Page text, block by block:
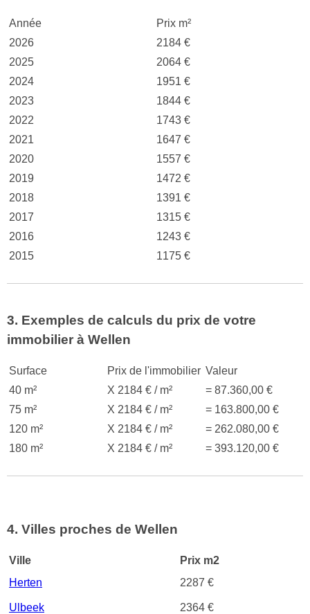
Année
Prix m²
2026
2184 €
2025
2064 €
2024
1951 €
2023
1844 €
2022
1743 €
2021
1647 €
2020
1557 €
2019
1472 €
2018
1391 €
2017
1315 €
2016
1243 €
2015
1175 €
3. Exemples de calculs du prix de votre
immobilier à Wellen
Surface Prix de l'immobilier Valeur
40 m²
X 2184 € / m²
= 87.360,00 €
75 m²
X 2184 € / m²
= 163.800,00 €
120 m²
X 2184 € / m²
= 262.080,00 €
180 m²
X 2184 € / m² = 393.120,00 €
4. Villes proches de Wellen
Ville
Prix m2
Herten
2287 €
Ulbeek 2364 €